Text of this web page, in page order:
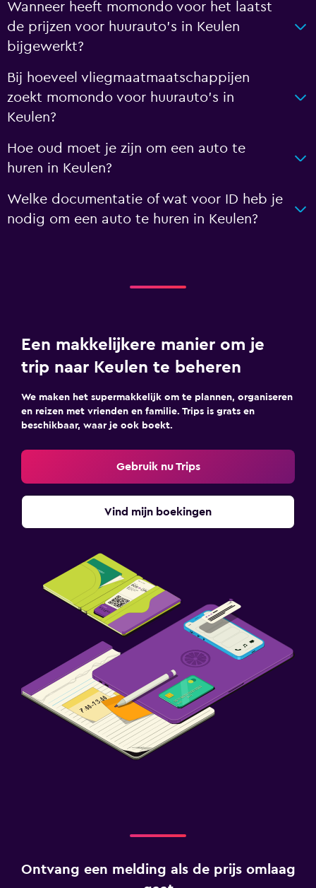
Wanneer heeft momondo voor het laatst
de prijzen voor huurauto's in Keulen
bijgewerkt?
Bij hoeveel vliegmaatmaatschappijen
zoekt momondo voor huurauto's in
Keulen?
Hoe oud moet je zijn om een auto te
huren in Keulen?
Welke documentatie of wat voor ID heb je
nodig om een auto te huren in Keulen?
Een makkelijkere manier om je
trip naar Keulen te beheren
We maken het supermakkelijk om te plannen, organiseren
en reizen met vrienden en familie. Trips is grats en
beschikbaar, waar je ook boekt.
Gebruik nu Trips
Vind mijn boekingen
Ontvang een melding als de prijs omlaag